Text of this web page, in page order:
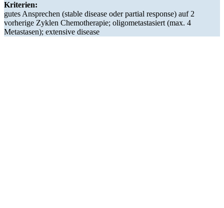
Kriterien:
gutes Ansprechen (stable disease oder partial response) auf 2
vorherige Zyklen Chemotherapie; oligometastasiert (max. 4
Metastasen); extensive disease